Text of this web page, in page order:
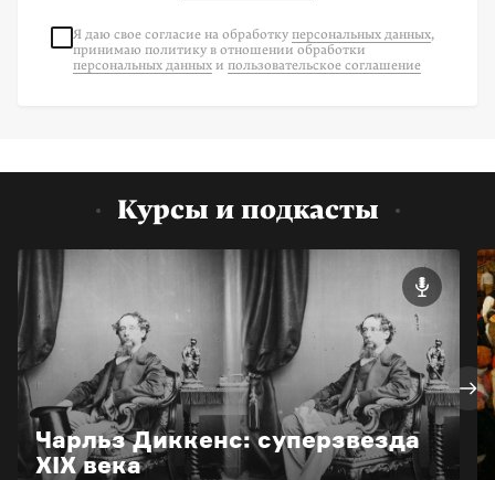
Я даю свое согласие на обработку персональных данных,
принимаю политику в отношении обработки
персональных данных и пользовательское соглашение
Курсы и подкасты
Чарльз Диккенс: суперзвезда
XIX века